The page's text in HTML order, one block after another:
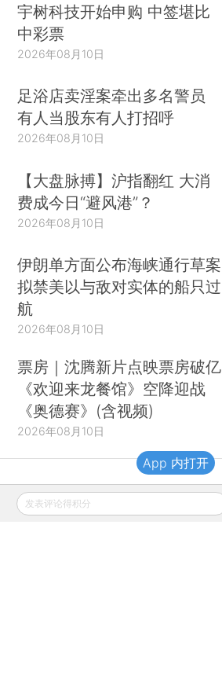
宇树科技开始申购 中签堪比
中彩票
2026年08月10日
足浴店卖淫案牵出多名警员
有人当股东有人打招呼
2026年08月10日
【大盘脉搏】沪指翻红 大消
费成今日“避风港”？
2026年08月10日
伊朗单方面公布海峡通行草案
拟禁美以与敌对实体的船只过
航
2026年08月10日
票房｜沈腾新片点映票房破亿
《欢迎来龙餐馆》空降迎战
《奥德赛》(含视频)
2026年08月10日
财新移动
发表评论得积分
App 内打开